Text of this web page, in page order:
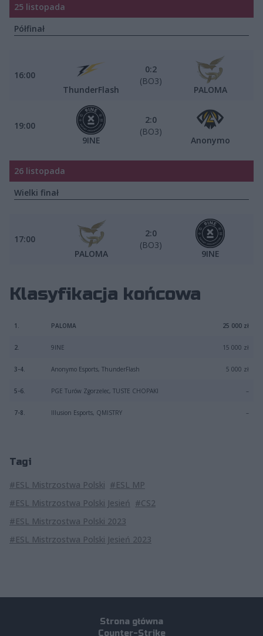
25 listopada
Półfinał
16:00
ThunderFlash
0:2
(BO3)
PALOMA
19:00
9INE
2:0
(BO3)
Anonymo
26 listopada
Wielki finał
17:00
PALOMA
2:0
(BO3)
9INE
Klasyfikacja końcowa
1. PALOMA 25 000 zł
2. 9INE 15 000 zł
3-4. Anonymo Esports, ThunderFlash 5 000 zł
5-6. PGE Turów Zgorzelec, TUSTE CHOPAKI –
7-8. Illusion Esports, QMISTRY –
Tagi
#ESL Mistrzostwa Polski #ESL MP
#ESL Mistrzostwa Polski Jesień #CS2
#ESL Mistrzostwa Polski 2023
#ESL Mistrzostwa Polski Jesień 2023
Strona główna
Counter-Strike